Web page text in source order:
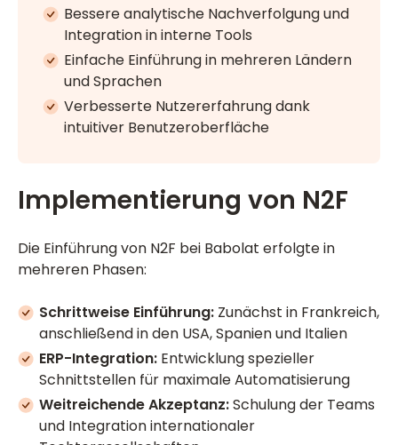
Bessere analytische Nachverfolgung und
Integration in interne Tools
Einfache Einführung in mehreren Ländern
und Sprachen
Verbesserte Nutzererfahrung dank
intuitiver Benutzeroberfläche
Implementierung von N2F
Die Einführung von N2F bei Babolat erfolgte in
mehreren Phasen:
Schrittweise Einführung: Zunächst in Frankreich,
anschließend in den USA, Spanien und Italien
ERP-Integration: Entwicklung spezieller
Schnittstellen für maximale Automatisierung
Weitreichende Akzeptanz:Schulung der Teams
und Integration internationaler